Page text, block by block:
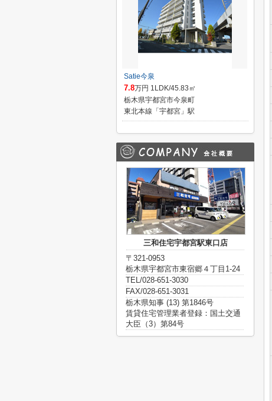
Satie今泉
7.8万円 1LDK/45.83㎡
栃木県宇都宮市今泉町
東北本線「宇都宮」駅
三和住宅宇都宮駅東口店
〒321-0953
栃木県宇都宮市東宿郷４丁目1-24
TEL/028-651-3030
FAX/028-651-3031
栃木県知事 (13) 第1846号
賃貸住宅管理業者登録：国土交通
大臣（3）第84号